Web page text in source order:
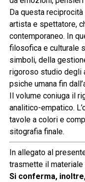
Da questa
artista e spettatore,
contemporaneo. In
filosofica e culturale
simboli, della
rigoroso studio degli
psiche umana fin
Il volume coniuga il
analitico-empatico.
tavole a colori e
sitografia finale.
In allegato al
trasmette il materiale
Si conferma,